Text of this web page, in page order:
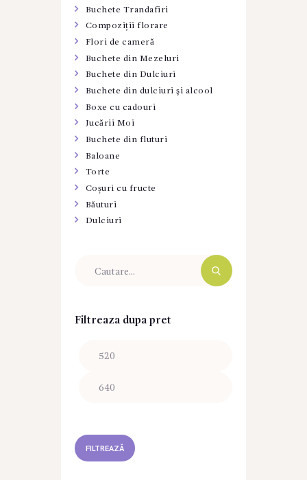
Buchete Trandafiri
Compoziții florare
Flori de cameră
Buchete din Mezeluri
Buchete din Dulciuri
Buchete din dulciuri şi alcool
Boxe cu cadouri
Jucării Moi
Buchete din fluturi
Baloane
Torte
Coșuri cu fructe
Băuturi
Dulciuri
Filtreaza dupa pret
minim
FILTREAZĂ